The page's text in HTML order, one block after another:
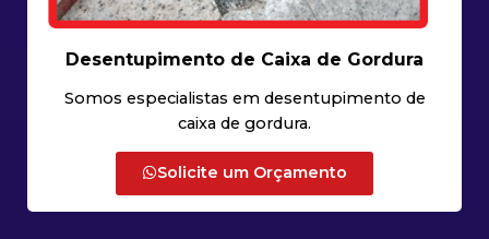
Desentupimento de Caixa de Gordura
Somos especialistas em desentupimento de
caixa de gordura.
Solicite um Orçamento